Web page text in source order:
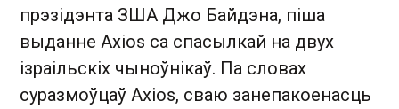
прэзідэнта ЗША Джо Байдэна, піша
выданне Axios са спасылкай на двух
ізраільскіх чыноўнікаў. Па словах
суразмоўцаў Axios, сваю занепакоенасць